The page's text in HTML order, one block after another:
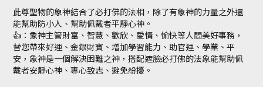
此尊聖物的象神結合了必打佛的法相，除了有象神的力量之外還
能幫助防小人、幫助佩戴者平靜心神。
👍 ：象神主管財富、智慧、歡欣、愛情、愉快等人間美好事務，
替您帶來好運、金銀財寶、增加學習能力、助官運、學業、平
安，象神是一個解決困難之神，搭配遮臉必打佛的法象能幫助佩
戴者安靜心神、專心致志、避免紛擾。